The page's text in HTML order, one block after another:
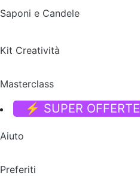
Saponi e Candele
Kit Creatività
Masterclass
⚡ SUPER OFFERTE
Aiuto
Preferiti